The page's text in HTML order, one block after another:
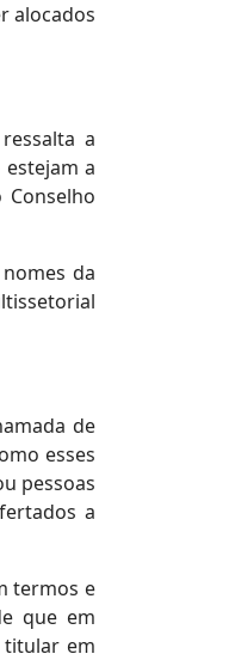
alocados
a
a
da
de
esses
pessoas
a
termos e
que em
titular em